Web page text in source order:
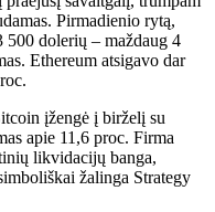
Pirmadienio rytą,
500 dolerių – maždaug 4
Ethereum atsigavo dar
įžengė į birželį su
apie 11,6 proc. Firma
likvidacijų banga,
žalinga Strategy